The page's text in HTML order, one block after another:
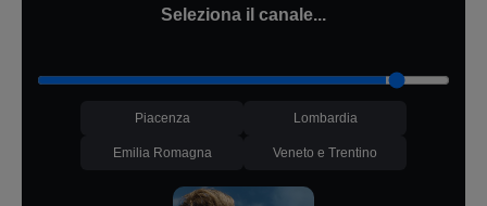
Seleziona il canale...
Piacenza Lombardia
Emilia Romagna Veneto e Trentino